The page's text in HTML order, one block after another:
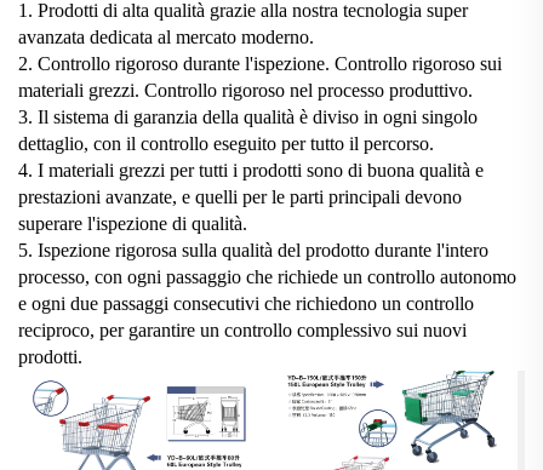
1. Prodotti di alta qualità grazie alla nostra tecnologia super
avanzata dedicata al mercato moderno.
2. Controllo rigoroso durante l'ispezione. Controllo rigoroso sui
materiali grezzi. Controllo rigoroso nel processo produttivo.
3. Il sistema di garanzia della qualità è diviso in ogni singolo
dettaglio, con il controllo eseguito per tutto il percorso.
4. I materiali grezzi per tutti i prodotti sono di buona qualità e
prestazioni avanzate, e quelli per le parti principali devono
superare l'ispezione di qualità.
5. Ispezione rigorosa sulla qualità del prodotto durante l'intero
processo, con ogni passaggio che richiede un controllo autonomo
e ogni due passaggi consecutivi che richiedono un controllo
reciproco, per garantire un controllo complessivo sui nuovi
prodotti.